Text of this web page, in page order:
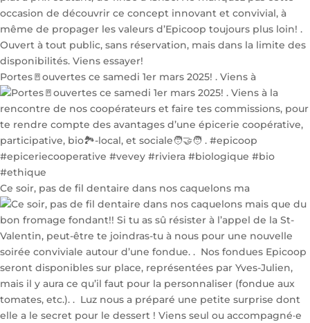
Portes🚪ouvertes ce samedi 1er mars 2025! . Viens à
Ce soir, pas de fil dentaire dans nos caquelons ma